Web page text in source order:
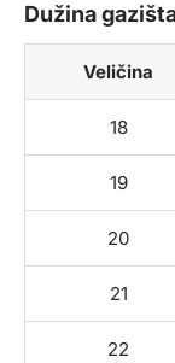
Dužina
Veličina
18
19
20
21
22